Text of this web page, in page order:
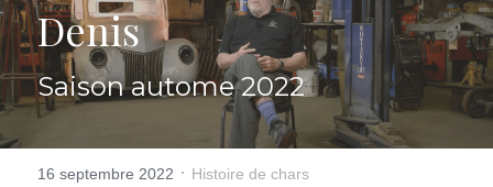
Électrique
Histoire de chars
Essais Routier
Podcast
Radio FM
Simulateur
Denis
Saison autome 2022
16 septembre 2022 · Histoire de chars